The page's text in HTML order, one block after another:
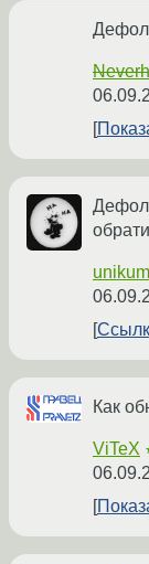
unikum
Как
ViTeX